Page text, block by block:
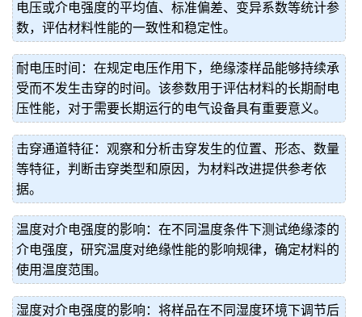
电压或介电强度的平均值、标准偏差、变异系数等统计参
数，评估材料性能的一致性和稳定性。
耐电压时间：在规定电压作用下，绝缘漆样品能够持续承
受而不发生击穿的时间。该参数用于评估材料的长期耐电
压性能，对于需要长期运行的电气设备具有重要意义。
击穿通道特征：观察和分析击穿发生的位置、形态、数量
等特征，判断击穿类型和原因，为材料改进提供参考依
据。
温度对介电强度的影响：在不同温度条件下测试绝缘漆的
介电强度，研究温度对绝缘性能的影响规律，确定材料的
使用温度范围。
湿度对介电强度的影响：将样品在不同湿度环境下调节后